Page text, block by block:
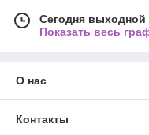
Сегодня выходной
Показать весь
О нас
Контакты